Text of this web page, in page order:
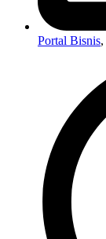
Portal Bisnis,